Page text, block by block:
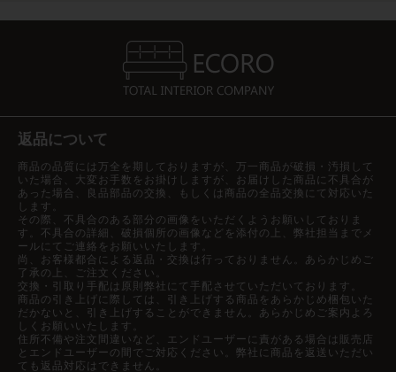
返品について
商品の品質には万全を期しておりますが、万一商品が破損・汚損して
いた場合、大変お手数をお掛けしますが、お届けした商品に不具合が
あった場合、良品部品の交換、もしくは商品の全品交換にて対応いた
します。
その際、不具合のある部分の画像をいただくようお願いしておりま
す。不具合の詳細、破損個所の画像などを添付の上、弊社担当までメ
ールにてご連絡をお願いいたします。
尚、お客様都合による返品・交換は行っておりません。あらかじめご
了承の上、ご注文ください。
交換・引取り手配は原則弊社にて手配させていただいております。
商品の引き上げに際しては、引き上げする商品をあらかじめ梱包いた
だかないと、引き上げすることができません。あらかじめご案内よろ
しくお願いいたします。
住所不備や注文間違いなど、エンドユーザーに責がある場合は販売店
とエンドユーザーの間でご対応ください。弊社に商品を返送いただい
ても返品対応はできません。